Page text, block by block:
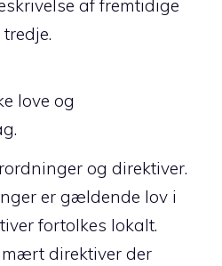
af fremtidige
love og
og direktiver.
er gældende lov i
fortolkes lokalt.
direktiver der